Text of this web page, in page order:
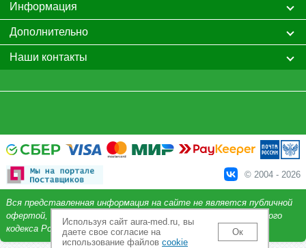
Информация
Дополнительно
Наши контакты
© 2004 - 2026
Вся представленная информация на сайте не является публичной
офертой, определяемой положениями Статьи 437 Гражданского
кодекса Российской Федерации.
Используя сайт aura-med.ru, вы
даете свое согласие на
использование файлов cookie
Ок